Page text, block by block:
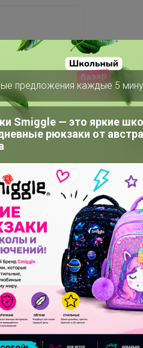
Забыли пароль?
70+
центров
предложения каждые 5
Smiggle — это яркие
рюкзаки от